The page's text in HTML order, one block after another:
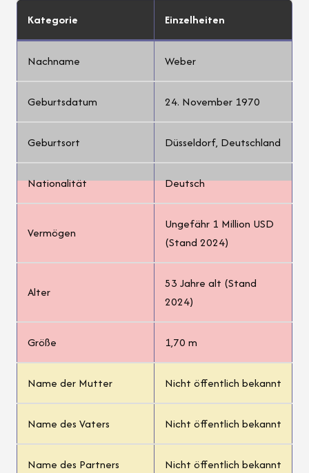
Kategorie Einzelheiten
Nachname Weber
Geburtsdatum 24. November 1970
Geburtsort Düsseldorf, Deutschland
Nationalität Deutsch
Vermögen
Ungefähr 1 Million USD
(Stand 2024)
Alter
53 Jahre alt (Stand
2024)
Größe 1,70 m
Name der Mutter Nicht öffentlich bekannt
Name des Vaters Nicht öffentlich bekannt
Name des Partners Nicht öffentlich bekannt